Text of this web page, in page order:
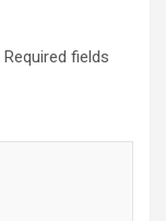
Required fields